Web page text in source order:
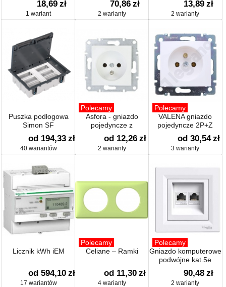
18,69 zł
1 wariant
70,86 zł
2 warianty
13,89 zł
2 warianty
Puszka podłogowa
Simon SF
od 194,33 zł
40 wariantów
Polecamy
Asfora - gniazdo
pojedyncze z
uziemieniem
od 12,26 zł
2 warianty
Polecamy
VALENA gniazdo
pojedyncze 2P+Z
od 30,54 zł
3 warianty
Licznik kWh iEM
od 594,10 zł
17 wariantów
Polecamy
Celiane – Ramki
od 11,30 zł
4 warianty
Polecamy
Gniazdo komputerowe
podwójne kat.5e
90,48 zł
2 warianty